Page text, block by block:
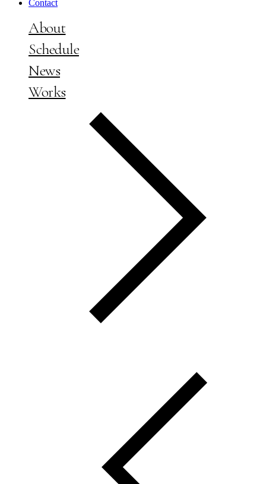
Contact
About
Schedule
News
Works